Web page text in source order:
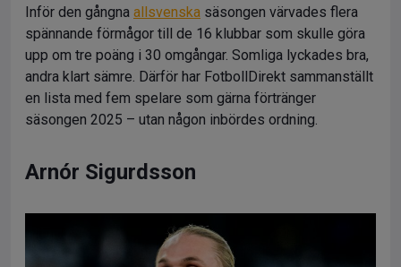
Inför den gångna allsvenska säsongen värvades flera
spännande förmågor till de 16 klubbar som skulle göra
upp om tre poäng i 30 omgångar. Somliga lyckades bra,
andra klart sämre. Därför har FotbollDirekt sammanställt
en lista med fem spelare som gärna förtränger
säsongen 2025 – utan någon inbördes ordning.
Arnór Sigurdsson